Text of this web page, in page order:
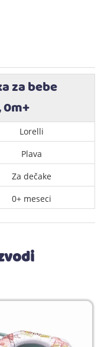
za bebe
0m+
Lorelli
Plava
Za dečake
0+ meseci